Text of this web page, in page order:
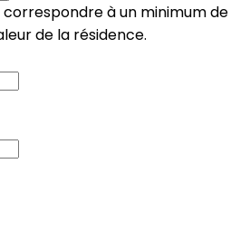
correspondre à un minimum de
de la résidence.